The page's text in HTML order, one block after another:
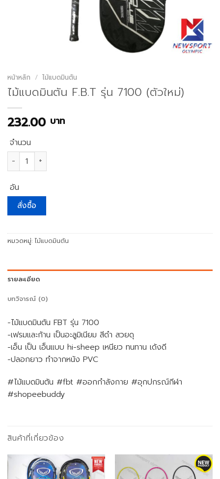
หน้าหลัก / ไม้แบดมินตัน
ไม้แบดมินตัน F.B.T รุ่น 7100 (ตัวใหม่)
232.00 บาท
จำนวน
จำนวน ไม้แบดมินตัน F.B.T รุ่น 7100 (ตัวใหม่) ชิ้น
อัน
สั่งซื้อ
หมวดหมู่:ไม้แบดมินตัน
รายละเอียด
บทวิจารณ์ (0)
-ไม้แบดมินตัน FBT รุ่น 7100
-เฟรมและก้าน เป็นอะลูมิเนียม สีดำ สวยดุ
-เอ็น เป็น เอ็นแบบ hi-sheep เหนียว ทนทาน เด้งดี
-ปลอกยาว ทำจากหนัง PVC
#ไม้แบดมินตัน #fbt #ออกกําลังกาย #อุกปกรณ์กีฬา
#shopeebuddy
สินค้าที่เกี่ยวข้อง